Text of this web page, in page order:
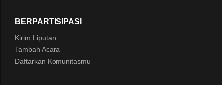
BERPARTISIPASI
Kirim Liputan
Tambah Acara
Daftarkan Komunitasmu